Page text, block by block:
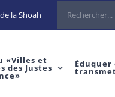
la Shoah Rechercher
«Villes et
des Justes Éduquer